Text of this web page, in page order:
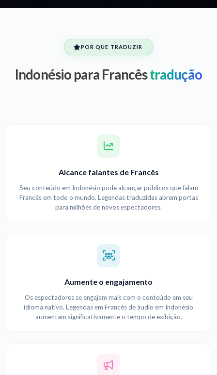
POR QUE TRADUZIR
Indonésio para Francêstradução
Alcance falantes de Francês
Seu conteúdo em Indonésio pode alcançar públicos que falam
Francês em todo o mundo. Legendas traduzidas abrem portas
para milhões de novos espectadores.
Aumente o engajamento
Os espectadores se engajam mais com o conteúdo em seu
idioma nativo. Legendas em Francês de áudio em Indonésio
aumentam significativamente o tempo de exibição.